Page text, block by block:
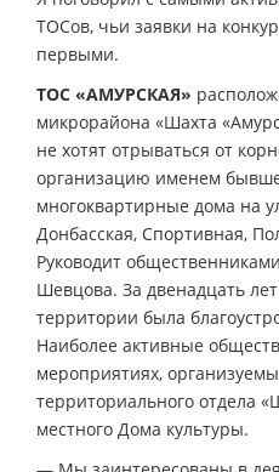
ТОСов, чьи заявки на
первыми.
ТОС «АМУРСКАЯ»
микрорайона «Шахта
не хотят отрываться от
организацию именем
многоквартирные дома на
Донбасская, Спортивная,
Руководит
Шевцова. За двенадцать
территории была
Наиболее активные
мероприятиях,
территориального отдела
местного Дома культуры.